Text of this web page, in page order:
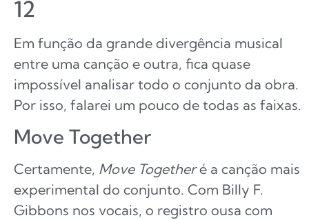
12
Em função da grande divergência musical
entre uma canção e outra, fica quase
impossível analisar todo o conjunto da obra.
Por isso, falarei um pouco de todas as faixas.
Move Together
Certamente, Move Togetheré a canção mais
experimental do conjunto. Com Billy F.
Gibbons nos vocais, o registro ousa com